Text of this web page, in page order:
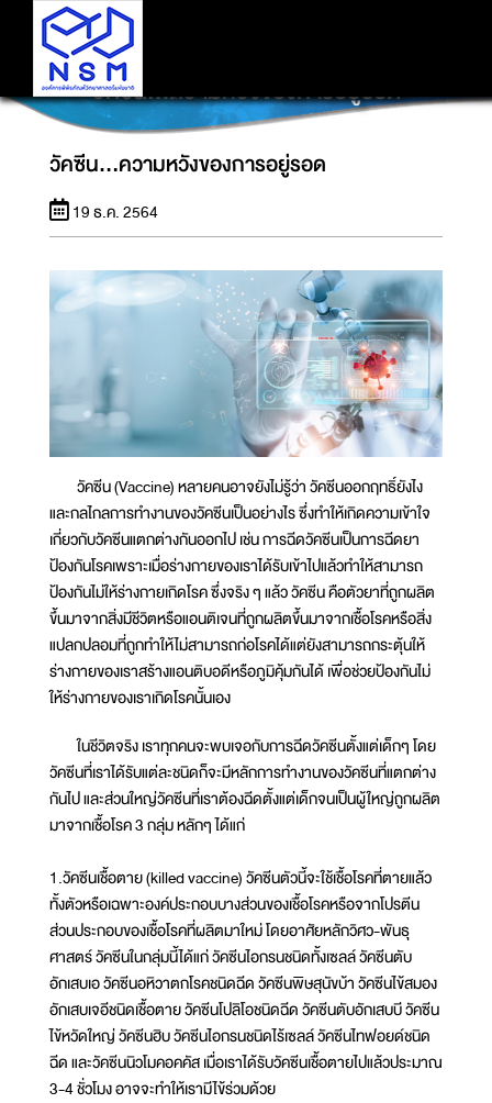
วัคซีน...ความหวังของการอยู่รอด
วัคซีน...ความหวังของการอยู่รอด
19 ธ.ค. 2564
วัคซีน (Vaccine) หลายคนอาจยังไม่รู้ว่า วัคซีนออกฤทธิ์ยังไง
และกลไกลการทำงานของวัคซีนเป็นอย่างไร ซึ่งทำให้เกิดความเข้าใจ
เกี่ยวกับวัคซีนแตกต่างกันออกไป เช่น การฉีดวัคซีนเป็นการฉีดยา
ป้องกันโรคเพราะเมื่อร่างกายของเราได้รับเข้าไปแล้วทำให้สามารถ
ป้องกันไม่ให้ร่างกายเกิดโรค ซึ่งจริง ๆ แล้ว วัคซีน คือตัวยาที่ถูกผลิต
ขึ้นมาจากสิ่งมีชีวิตหรือแอนติเจนที่ถูกผลิตขึ้นมาจากเชื้อโรคหรือสิ่ง
แปลกปลอมที่ถูกทำให้ไม่สามารถก่อโรคได้แต่ยังสามารถกระตุ้นให้
ร่างกายของเราสร้างแอนติบอดีหรือภูมิคุ้มกันได้ เพื่อช่วยป้องกันไม่
ให้ร่างกายของเราเกิดโรคนั้นเอง
ในชีวิตจริง เราทุกคนจะพบเจอกับการฉีดวัคซีนตั้งแต่เด็กๆ โดย
วัคซีนที่เราได้รับแต่ละชนิดก็จะมีหลักการทำงานของวัคซีนที่แตกต่าง
กันไป และส่วนใหญ่วัคซีนที่เราต้องฉีดตั้งแต่เด็กจนเป็นผู้ใหญ่ถูกผลิต
มาจากเชื้อโรค 3 กลุ่ม หลักๆ ได้แก่
1.วัคซีนเชื้อตาย (killed vaccine) วัคซีนตัวนี้จะใช้เชื้อโรคที่ตายแล้ว
ทั้งตัวหรือเฉพาะองค์ประกอบบางส่วนของเชื้อโรคหรือจากโปรตีน
ส่วนประกอบของเชื้อโรคที่ผลิตมาใหม่ โดยอาศัยหลักวิศว-พันธุ
ศาสตร์ วัคซีนในกลุ่มนี้ได้แก่ วัคซีนไอกรนชนิดทั้งเซลล์ วัคซีนตับ
อักเสบเอ วัคซีนอหิวาตกโรคชนิดฉีด วัคซีนพิษสุนัขบ้า วัคซีนไข้สมอง
อักเสบเจอีชนิดเชื้อตาย วัคซีนโปลิโอชนิดฉีด วัคซีนตับอักเสบบี วัคซีน
ไข้หวัดใหญ่ วัคซีนฮิบ วัคซีนไอกรนชนิดไร้เซลล์ วัคซีนไทฟอยด์ชนิด
ฉีด และวัคซีนนิวโมคอคคัส เมื่อเราได้รับวัคซีนเชื้อตายไปแล้วประมาณ
3-4 ชั่วโมง อาจจะทำให้เรามีไข้ร่วมด้วย